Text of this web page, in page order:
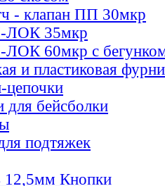
- клапан ПП 30мкр
ЛОК 35мкр
60мкр с
и пластиковая
для бейсболки
подтяжек
Кнопки